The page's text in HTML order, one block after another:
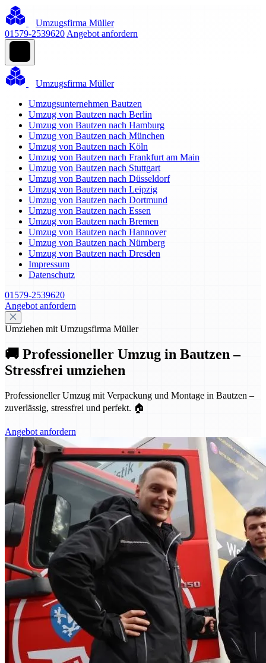
Umzugsfirma Müller
01579-2539620 Angebot anfordern
Umzugsfirma Müller
Umzugsunternehmen Bautzen
Umzug von Bautzen nach Berlin
Umzug von Bautzen nach Hamburg
Umzug von Bautzen nach München
Umzug von Bautzen nach Köln
Umzug von Bautzen nach Frankfurt am Main
Umzug von Bautzen nach Stuttgart
Umzug von Bautzen nach Düsseldorf
Umzug von Bautzen nach Leipzig
Umzug von Bautzen nach Dortmund
Umzug von Bautzen nach Essen
Umzug von Bautzen nach Bremen
Umzug von Bautzen nach Hannover
Umzug von Bautzen nach Nürnberg
Umzug von Bautzen nach Dresden
Impressum
Datenschutz
01579-2539620
Angebot anfordern
Umziehen mit Umzugsfirma Müller
🚚 Professioneller Umzug in Bautzen –
Stressfrei umziehen
Professioneller Umzug mit Verpackung und Montage in Bautzen –
zuverlässig, stressfrei und perfekt. 🏠
Angebot anfordern